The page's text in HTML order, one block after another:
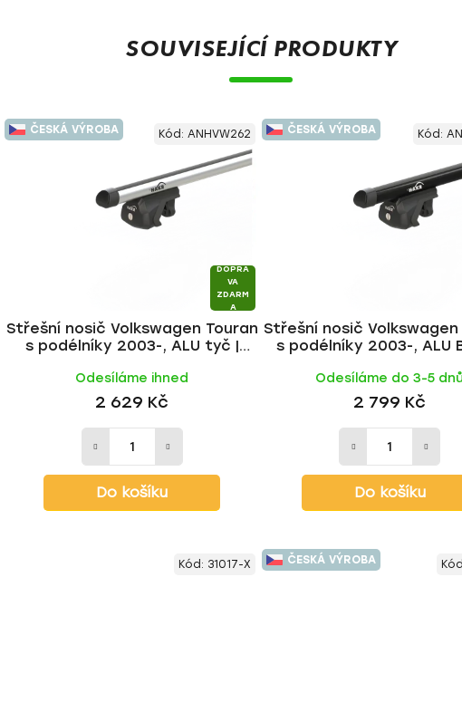
SOUVISEJÍCÍ PRODUKTY
ČESKÁ VÝROBA
DOPRA
VA
ZDARM
A
Střešní nosič Volkswagen Touran
s podélníky 2003-, ALU tyč |
Odesíláme ihned
2 629 Kč
Do košíku
Kód: ANHVW262 ČESKÁ VÝROBA
Střešní nosič Volkswagen
s podélníky 2003-, ALU
Odesíláme do 3-5 dnů
2 799 Kč
Do košíku
Kód:
Kód: 31017-X ČESKÁ VÝROBA